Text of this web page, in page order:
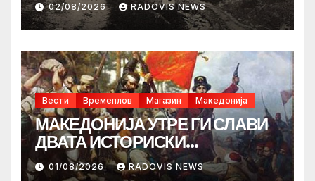
02/08/2026 RADOVIS NEWS
Вести Времеплов Магазин Македонија
МАКЕДОНИЈА УТРЕ ГИ СЛАВИ
ДВАТА ИСТОРИСКИ
ИЛИНДЕНА!
01/08/2026 RADOVIS NEWS